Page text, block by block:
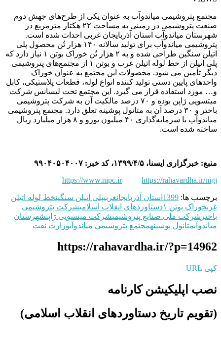
مجتمع پتروشیمی میاندوآب به‌ عنوان یکی از طرح‌های جهش دوم
صنعت پتروشیمی در زمینی به مساحت ۲۲ هکتار مترمربع در
شهرستان میاندوآب استان آذربایجان غربی احداث شده است.
پتروشیمی میاندوآب برای تولید سالانه ۱۴۰ هزار تُن محصول پلی
اتیلن سنگین طراحی شده و به ۲ هزار تُن خوراک بوتن ۱ نیاز دارد که
پلی اتیلن از خط لوله اتیلن غرب و بوتن ۱ از مجتمع‌های پتروشیمی
دیگر تأمین می شود. محصولات این مجتمع به‌ عنوان خوراک
واحدهای پایین‌ دستی تولید کننده انواع لوله، قطعات پلاستیکی، کابل
و… مورد استفاده قرار می گیرد. این مجتمع تحت لیسانس شرکت
میتسویی ژاپن بوده و ۷۰ درصد مالکیت آن به شرکت پتروشیمی
باختر و ۳۰ درصد آن به متانول پوشینه تعلق دارد. مجتمع پتروشیمی
میاندوآب با سرمایه‌گذاری ۴۰ میلیون یورو و ۸ هزار میلیارد ریال
ساخته شده است.
منبع: خبرگزاری ایسنا، ۱۳۹۹/۴/۵، کد خبر: ۹۹۰۴۰۵۰۴۰۰۷
https://www.nipc.ir
https://rahavardha.ir/nigj
برچسب ها: 1399 استان آذربایجانغربیپلی اتیلن سنگینخط لوله اتیلن
غربخوراک بوتن ۱ دستاوردهای انقلاب اسلامیشرکت پتروشیمی
باختر شرکت ملی صنایع پتروشیمیشرکت میتسویی ژاپنشهرستان
میاندوآبمتانول پوشینهمجتمع پتروشیمی میاندوآبوزارت نفت
https://rahavardha.ir/?p=14962
کپی URL
نصب اپلیکیشن کارنامه
(تقویم تاریخ دستاوردهای انقلاب اسلامی​)